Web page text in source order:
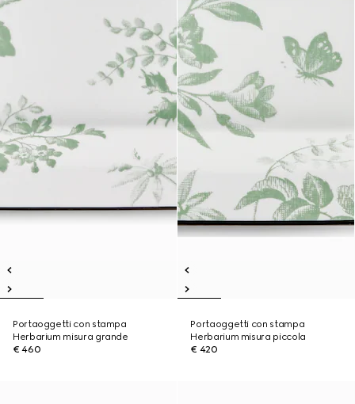
Portaoggetti con stampa
Herbarium misura grande
€ 460
Portaoggetti con stampa
Herbarium misura piccola
€ 420